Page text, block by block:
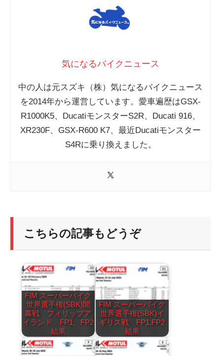
気になるバイクニュース
中の人は元スズキ（株）気になるバイクニュース
を2014年から運営しています。愛車遍歴はGSX-
R1000K5、DucatiモンスターS2R、Ducati 916、
XR230F、GSX-R600 K7、最近Ducatiモンスター
S4Rに乗り換えました。
こちらの記事もどうぞ
FIM スーパーバイク
世界選手権(SBK)開
幕戦 フィリップア
イランド FP1、FP2
結果
FIM スーパーバイク
世界選手権(SBK)イ
ギリス戦 FP1,FP2
結果